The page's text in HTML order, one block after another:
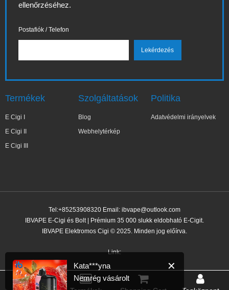
ellenőrzéséhez.
Postafiók / Telefon
Termékek
E Cigi I
E Cigi II
E Cigi III
Szolgáltatások
Blog
Webhelytérkép
Politika
Adatvédelmi irányelvek
Tel:+85253908320 Email: ibvape@outlook.com
IBVAPE E-Cigi és Bolt | Prémium 35 000 slukk eldobható E-Cigit.
IBVAPE Elektromos Cigi © 2025. Minden jog előírva.
Link:
✕
Kata***yna
1 órával ezelőtt